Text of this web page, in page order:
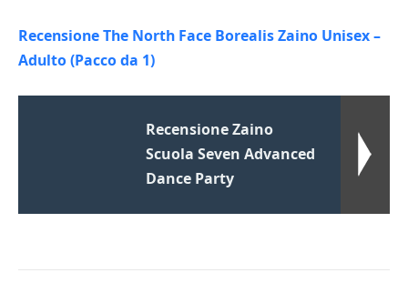
Recensione The North Face Borealis Zaino Unisex –
Adulto (Pacco da 1)
Recensione Zaino
Scuola Seven Advanced
Dance Party